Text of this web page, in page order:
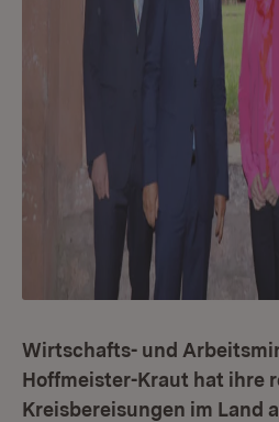
Wirtschafts- und
Hoffmeister-Kraut hat ihre
Kreisbereisungen im Land